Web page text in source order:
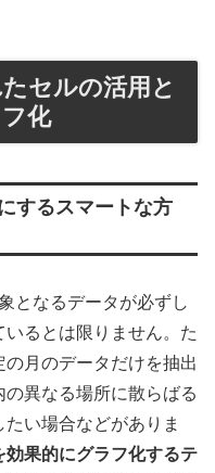
セルの活用と
化
するスマートな方
となるデータが必ずし
るとは限りません。た
月のデータだけを抽出
異なる場所に散らばる
い場合などがありま
効果的にグラフ化するテ